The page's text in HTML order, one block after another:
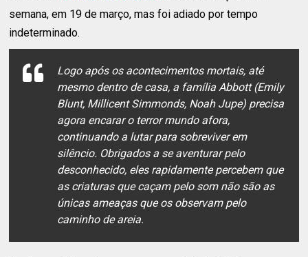
semana, em 19 de março, mas foi adiado por tempo
indeterminado.
Logo após os acontecimentos mortais, até
mesmo dentro de casa, a família Abbott (Emily
Blunt, Millicent Simmonds, Noah Jupe) precisa
agora encarar o terror mundo afora,
continuando a lutar para sobreviver em
silêncio. Obrigados a se aventurar pelo
desconhecido, eles rapidamente percebem que
as criaturas que caçam pelo som não são as
únicas ameaças que os observam pelo
caminho de areia.